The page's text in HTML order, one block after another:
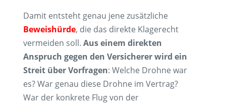
Damit entsteht genau jene zusätzliche
Beweishürde, die das direkte Klagerecht
vermeiden soll. Aus einem direkten
Anspruch gegen den Versicherer wird ein
Streit über Vorfragen: Welche Drohne war
es? War genau diese Drohne im Vertrag?
War der konkrete Flug von der